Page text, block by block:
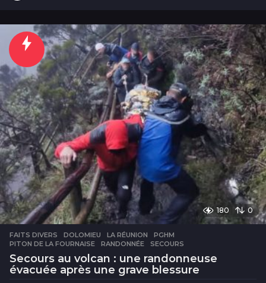
u
r
s
180 0
FAITS DIVERS DOLOMIEU ,LA RÉUNION ,PGHM
PITON DE LA FOURNAISE
,RANDONNÉE ,SECOURS
Secours au volcan : une randonneuse
évacuée après une grave blessure